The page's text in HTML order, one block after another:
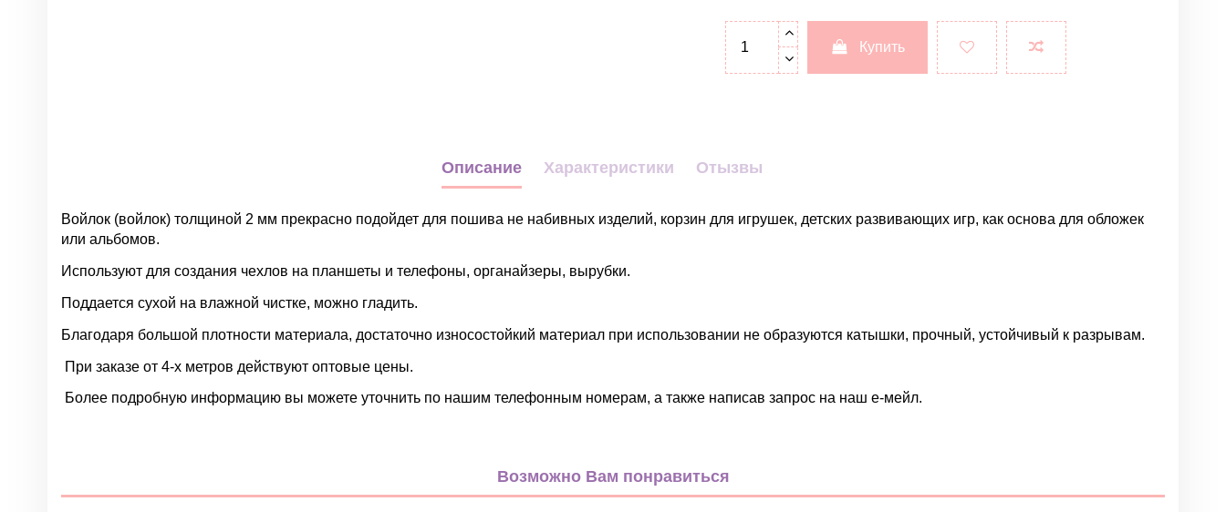
Купить
Описание Характеристики Отызвы
Войлок (войлок) толщиной 2 мм прекрасно подойдет для пошива не набивных изделий, корзин для игрушек, детских развивающих игр, как основа для обложек
или альбомов.
Используют для создания чехлов на планшеты и телефоны, органайзеры, вырубки.
Поддается сухой на влажной чистке, можно гладить.
Благодаря большой плотности материала, достаточно износостойкий материал при использовании не образуются катышки, прочный, устойчивый к разрывам.
При заказе от 4-х метров действуют оптовые цены.
Более подробную информацию вы можете уточнить по нашим телефонным номерам, а также написав запрос на наш е-мейл.
Полиэстер 100%
Возможно Вам понравиться